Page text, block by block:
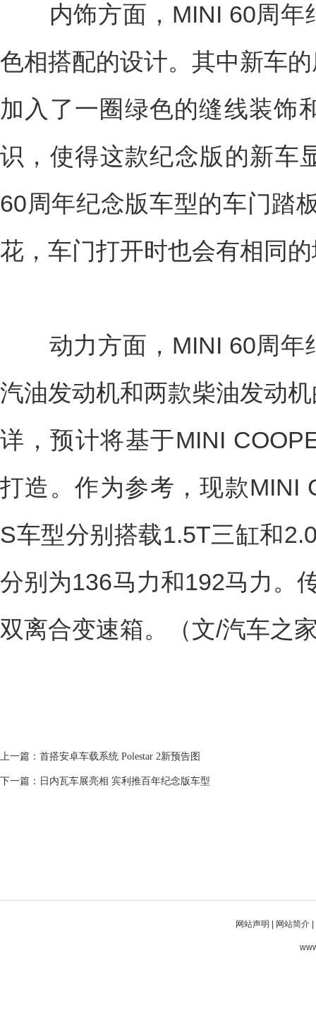
内饰方面，MINI 60周年
色相搭配的设计。其中新车
加入了一圈绿色的缝线装饰
识，使得这款纪念版的新车
60周年纪念版车型的车门踏
花，车门打开时也会有相同
动力方面，MINI 60周年
汽油发动机和两款柴油发动
详，预计将基于MINI
打造。作为参考，现款MINI
S车型分别搭载1.5T三缸和
分别为136马力和192马力。
双离合变速箱。（文/汽车之
上一篇： 首搭安卓车载系统 Polestar 2新预告图
下一篇： 日内瓦车展亮相 宾利推百年纪念版车型
网站声明 网站简介|